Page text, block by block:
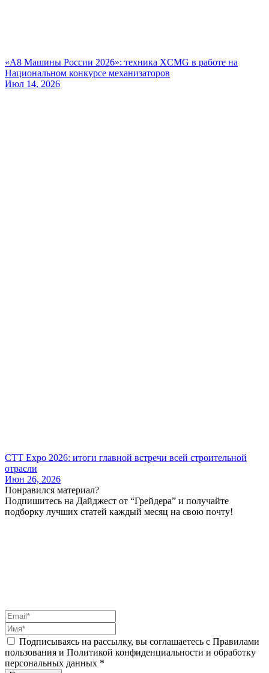
«А8 Машины России 2026»: техника XCMG в работе на
Национальном конкурсе механизаторов
Июл 14, 2026
СТТ Expo 2026: итоги главной встречи всей строительной
отрасли
Июн 26, 2026
Понравился материал?
Подпишитесь на Дайджест от “Грейдера” и получайте
подборку лучших статей каждый месяц на свою почту!
Подписываясь на рассылку, вы соглашаетесь с Правилами
пользования и Политикой конфиденциальности и обработку
персональных данных *